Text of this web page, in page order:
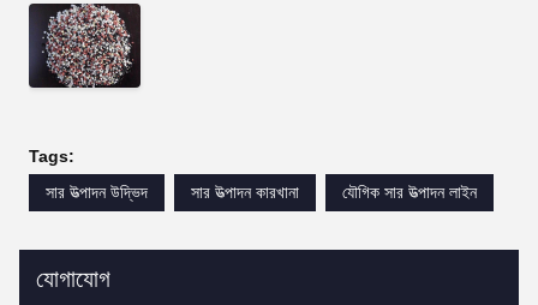
Tags:
সার উত্পাদন উদ্ভিদ
সার উত্পাদন কারখানা যৌগিক সার উত্পাদন লাইন
যোগাযোগ